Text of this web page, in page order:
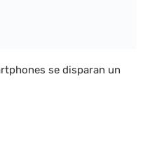
se disparan un